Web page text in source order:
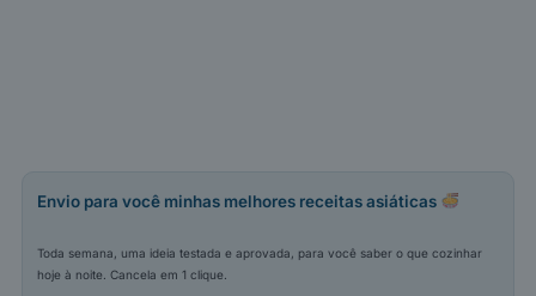
Envio para você minhas melhores receitas asiáticas
Toda semana, uma ideia testada e aprovada, para você saber o que cozinhar
hoje à noite. Cancela em 1 clique.